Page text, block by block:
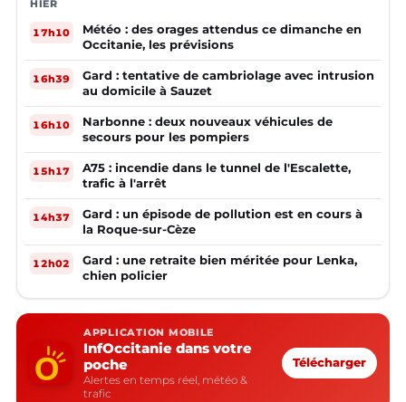
HIER
17h10
Météo : des orages attendus ce dimanche en
Occitanie, les prévisions
16h39
Gard : tentative de cambriolage avec intrusion
au domicile à Sauzet
16h10
Narbonne : deux nouveaux véhicules de
secours pour les pompiers
15h17
A75 : incendie dans le tunnel de l'Escalette,
trafic à l'arrêt
14h37
Gard : un épisode de pollution est en cours à
la Roque-sur-Cèze
12h02
Gard : une retraite bien méritée pour Lenka,
chien policier
APPLICATION MOBILE
InfOccitanie dans votre
poche
Alertes en temps réel, météo &
trafic
Télécharger